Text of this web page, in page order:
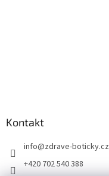
Kontakt
info@zdrave-boticky.cz
+420 702 540 388